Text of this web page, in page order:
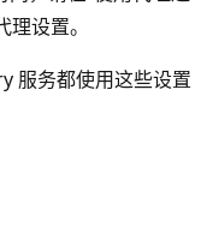
设置。
服务都使用这些设置